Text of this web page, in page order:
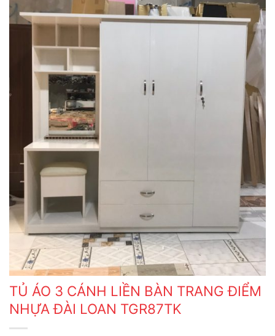
TỦ ÁO 3 CÁNH LIỀN BÀN TRANG ĐIỂM
NHỰA ĐÀI LOAN TGR87TK